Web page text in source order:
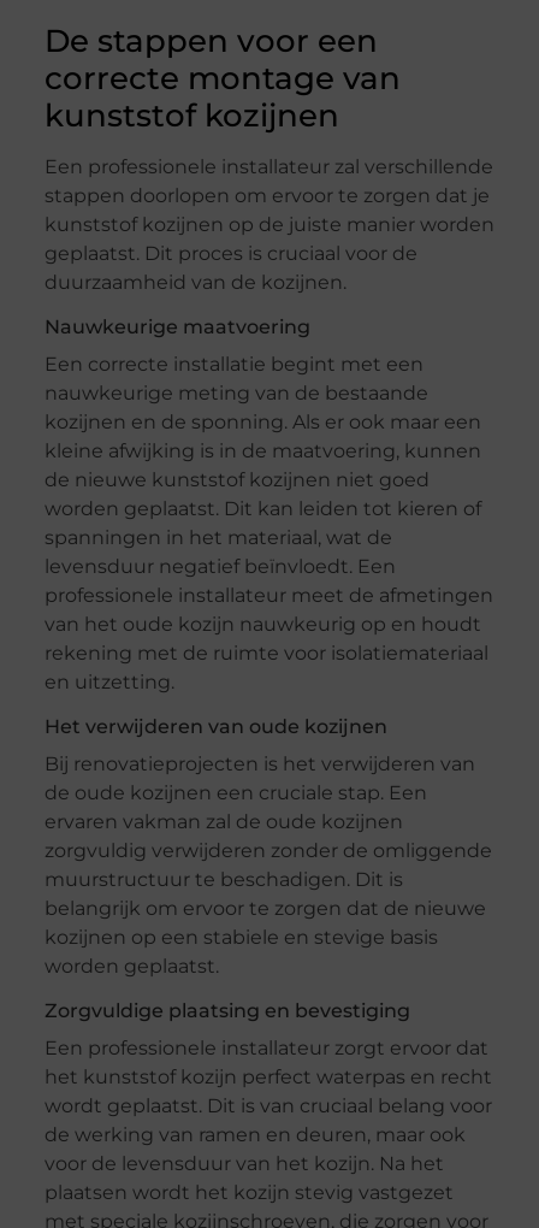
De stappen voor een
correcte montage van
kunststof kozijnen
Een professionele installateur zal verschillende
stappen doorlopen om ervoor te zorgen dat je
kunststof kozijnen op de juiste manier worden
geplaatst. Dit proces is cruciaal voor de
duurzaamheid van de kozijnen.
Nauwkeurige maatvoering
Een correcte installatie begint met een
nauwkeurige meting van de bestaande
kozijnen en de sponning. Als er ook maar een
kleine afwijking is in de maatvoering, kunnen
de nieuwe kunststof kozijnen niet goed
worden geplaatst. Dit kan leiden tot kieren of
spanningen in het materiaal, wat de
levensduur negatief beïnvloedt. Een
professionele installateur meet de afmetingen
van het oude kozijn nauwkeurig op en houdt
rekening met de ruimte voor isolatiemateriaal
en uitzetting.
Het verwijderen van oude kozijnen
Bij renovatieprojecten is het verwijderen van
de oude kozijnen een cruciale stap. Een
ervaren vakman zal de oude kozijnen
zorgvuldig verwijderen zonder de omliggende
muurstructuur te beschadigen. Dit is
belangrijk om ervoor te zorgen dat de nieuwe
kozijnen op een stabiele en stevige basis
worden geplaatst.
Zorgvuldige plaatsing en bevestiging
Een professionele installateur zorgt ervoor dat
het kunststof kozijn perfect waterpas en recht
wordt geplaatst. Dit is van cruciaal belang voor
de werking van ramen en deuren, maar ook
voor de levensduur van het kozijn. Na het
plaatsen wordt het kozijn stevig vastgezet
met speciale kozijnschroeven, die zorgen voor